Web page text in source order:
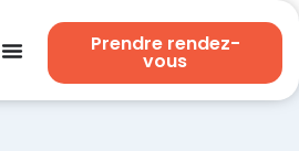
Prendre rendez-
vous